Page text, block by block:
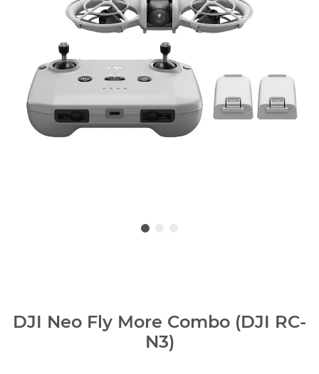
DJI Neo Fly More Combo (DJI RC-
N3)